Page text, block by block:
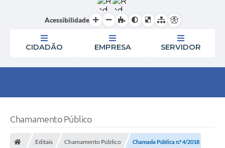
Acessibilidade
CIDADÃO EMPRESA SERVIDOR
Chamamento Público
Editais Chamamento Público Chamada Pública n.º 4/2018